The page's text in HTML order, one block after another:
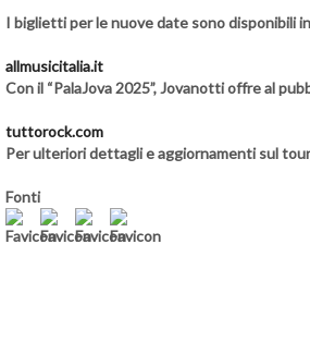
I biglietti per le nuove date sono disponibili
allmusicitalia.it
Con il “PalaJova 2025”, Jovanotti offre al
tuttorock.com
Per ulteriori dettagli e aggiornamenti sul
Fonti